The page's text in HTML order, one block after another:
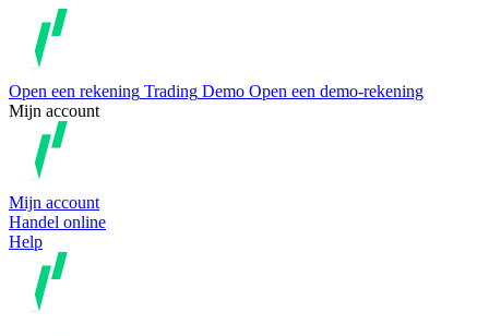
Open een rekening Trading Demo Open een demo-rekening
Mijn account
Mijn account
Handel online
Help